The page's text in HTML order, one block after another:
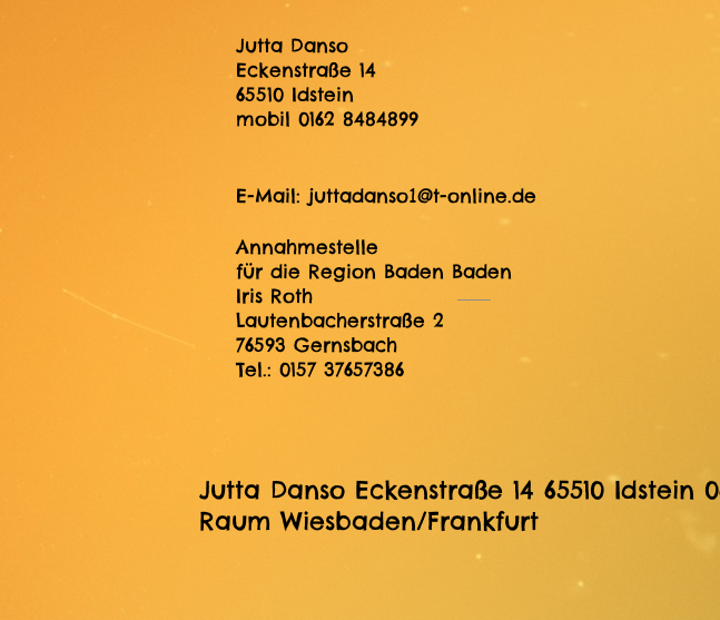
Jutta Danso
Eckenstraße 14
65510 Idstein
mobil 0162 8484899
E-Mail: juttadanso1@t-online.de
Annahmestelle
für die Region Baden Baden
Iris Roth
Lautenbacherstraße 2
76593 Gernsbach
Tel.: 0157 37657386
Jutta Danso Eckenstraße 14 65510 Idstein
Raum Wiesbaden/Frankfurt